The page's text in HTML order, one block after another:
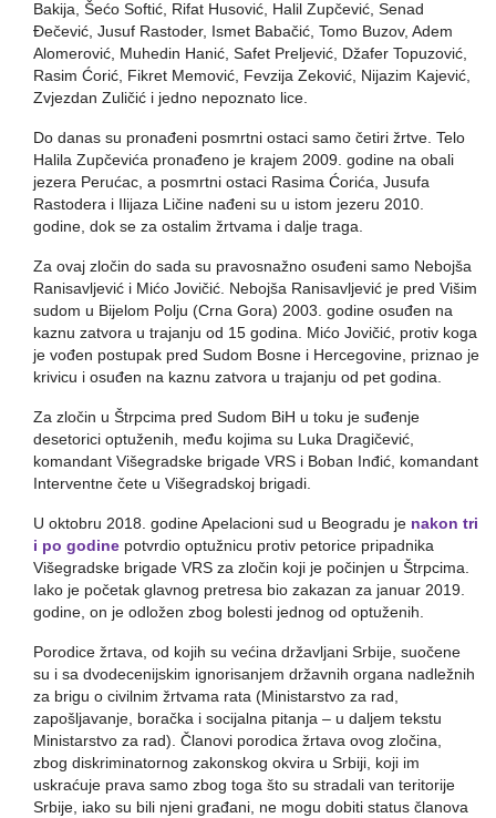
Bakija, Šećo Softić, Rifat Husović, Halil Zupčević, Senad
Đečević, Jusuf Rastoder, Ismet Babačić, Tomo Buzov, Adem
Alomerović, Muhedin Hanić, Safet Preljević, Džafer Topuzović,
Rasim Ćorić, Fikret Memović, Fevzija Zeković, Nijazim Kajević,
Zvjezdan Zuličić i jedno nepoznato lice.
Do danas su pronađeni posmrtni ostaci samo četiri žrtve. Telo
Halila Zupčevića pronađeno je krajem 2009. godine na obali
jezera Perućac, a posmrtni ostaci Rasima Ćorića, Jusufa
Rastodera i Ilijaza Ličine nađeni su u istom jezeru 2010.
godine, dok se za ostalim žrtvama i dalje traga.
Za ovaj zločin do sada su pravosnažno osuđeni samo Nebojša
Ranisavljević i Mićo Jovičić. Nebojša Ranisavljević je pred Višim
sudom u Bijelom Polju (Crna Gora) 2003. godine osuđen na
kaznu zatvora u trajanju od 15 godina. Mićo Jovičić, protiv koga
je vođen postupak pred Sudom Bosne i Hercegovine, priznao je
krivicu i osuđen na kaznu zatvora u trajanju od pet godina.
Za zločin u Štrpcima pred Sudom BiH u toku je suđenje
desetorici optuženih, među kojima su Luka Dragičević,
komandant Višegradske brigade VRS i Boban Inđić, komandant
Interventne čete u Višegradskoj brigadi.
U oktobru 2018. godine Apelacioni sud u Beogradu je nakon tri
i po godine potvrdio optužnicu protiv petorice pripadnika
Višegradske brigade VRS za zločin koji je počinjen u Štrpcima.
Iako je početak glavnog pretresa bio zakazan za januar 2019.
godine, on je odložen zbog bolesti jednog od optuženih.
Porodice žrtava, od kojih su većina državljani Srbije, suočene
su i sa dvodecenijskim ignorisanjem državnih organa nadležnih
za brigu o civilnim žrtvama rata (Ministarstvo za rad,
zapošljavanje, boračka i socijalna pitanja – u daljem tekstu
Ministarstvo za rad). Članovi porodica žrtava ovog zločina,
zbog diskriminatornog zakonskog okvira u Srbiji, koji im
uskraćuje prava samo zbog toga što su stradali van teritorije
Srbije, iako su bili njeni građani, ne mogu dobiti status članova